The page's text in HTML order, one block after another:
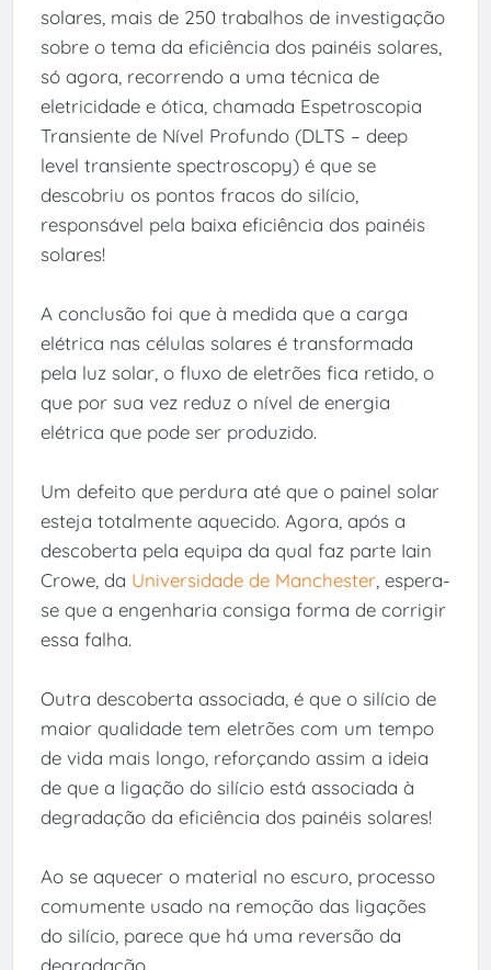
solares, mais de 250 trabalhos de investigação
sobre o tema da eficiência dos painéis solares,
só agora, recorrendo a uma técnica de
eletricidade e ótica, chamada Espetroscopia
Transiente de Nível Profundo (DLTS – deep
level transiente spectroscopy) é que se
descobriu os pontos fracos do silício,
responsável pela baixa eficiência dos painéis
solares!
A conclusão foi que à medida que a carga
elétrica nas células solares é transformada
pela luz solar, o fluxo de eletrões fica retido, o
que por sua vez reduz o nível de energia
elétrica que pode ser produzido.
Um defeito que perdura até que o painel solar
esteja totalmente aquecido. Agora, após a
descoberta pela equipa da qual faz parte Iain
Crowe, da Universidade de Manchester, espera-
se que a engenharia consiga forma de corrigir
essa falha.
Outra descoberta associada, é que o silício de
maior qualidade tem eletrões com um tempo
de vida mais longo, reforçando assim a ideia
de que a ligação do silício está associada à
degradação da eficiência dos painéis solares!
Ao se aquecer o material no escuro, processo
comumente usado na remoção das ligações
do silício, parece que há uma reversão da
degradação.